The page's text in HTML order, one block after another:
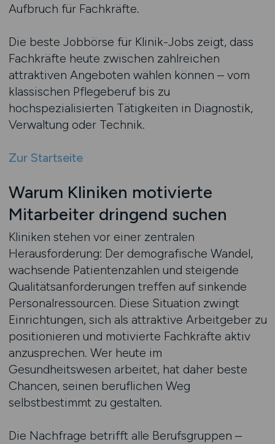
Aufbruch für Fachkräfte.
Die beste Jobbörse für Klinik-Jobs zeigt, dass
Fachkräfte heute zwischen zahlreichen
attraktiven Angeboten wählen können – vom
klassischen Pflegeberuf bis zu
hochspezialisierten Tätigkeiten in Diagnostik,
Verwaltung oder Technik.
Zur Startseite
Warum Kliniken motivierte
Mitarbeiter dringend suchen
Kliniken stehen vor einer zentralen
Herausforderung: Der demografische Wandel,
wachsende Patientenzahlen und steigende
Qualitätsanforderungen treffen auf sinkende
Personalressourcen. Diese Situation zwingt
Einrichtungen, sich als attraktive Arbeitgeber zu
positionieren und motivierte Fachkräfte aktiv
anzusprechen. Wer heute im
Gesundheitswesen arbeitet, hat daher beste
Chancen, seinen beruflichen Weg
selbstbestimmt zu gestalten.
Die Nachfrage betrifft alle Berufsgruppen –